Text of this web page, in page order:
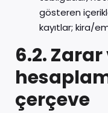
gösteren
kayıtlar; kira/
6.2.
çerçeve